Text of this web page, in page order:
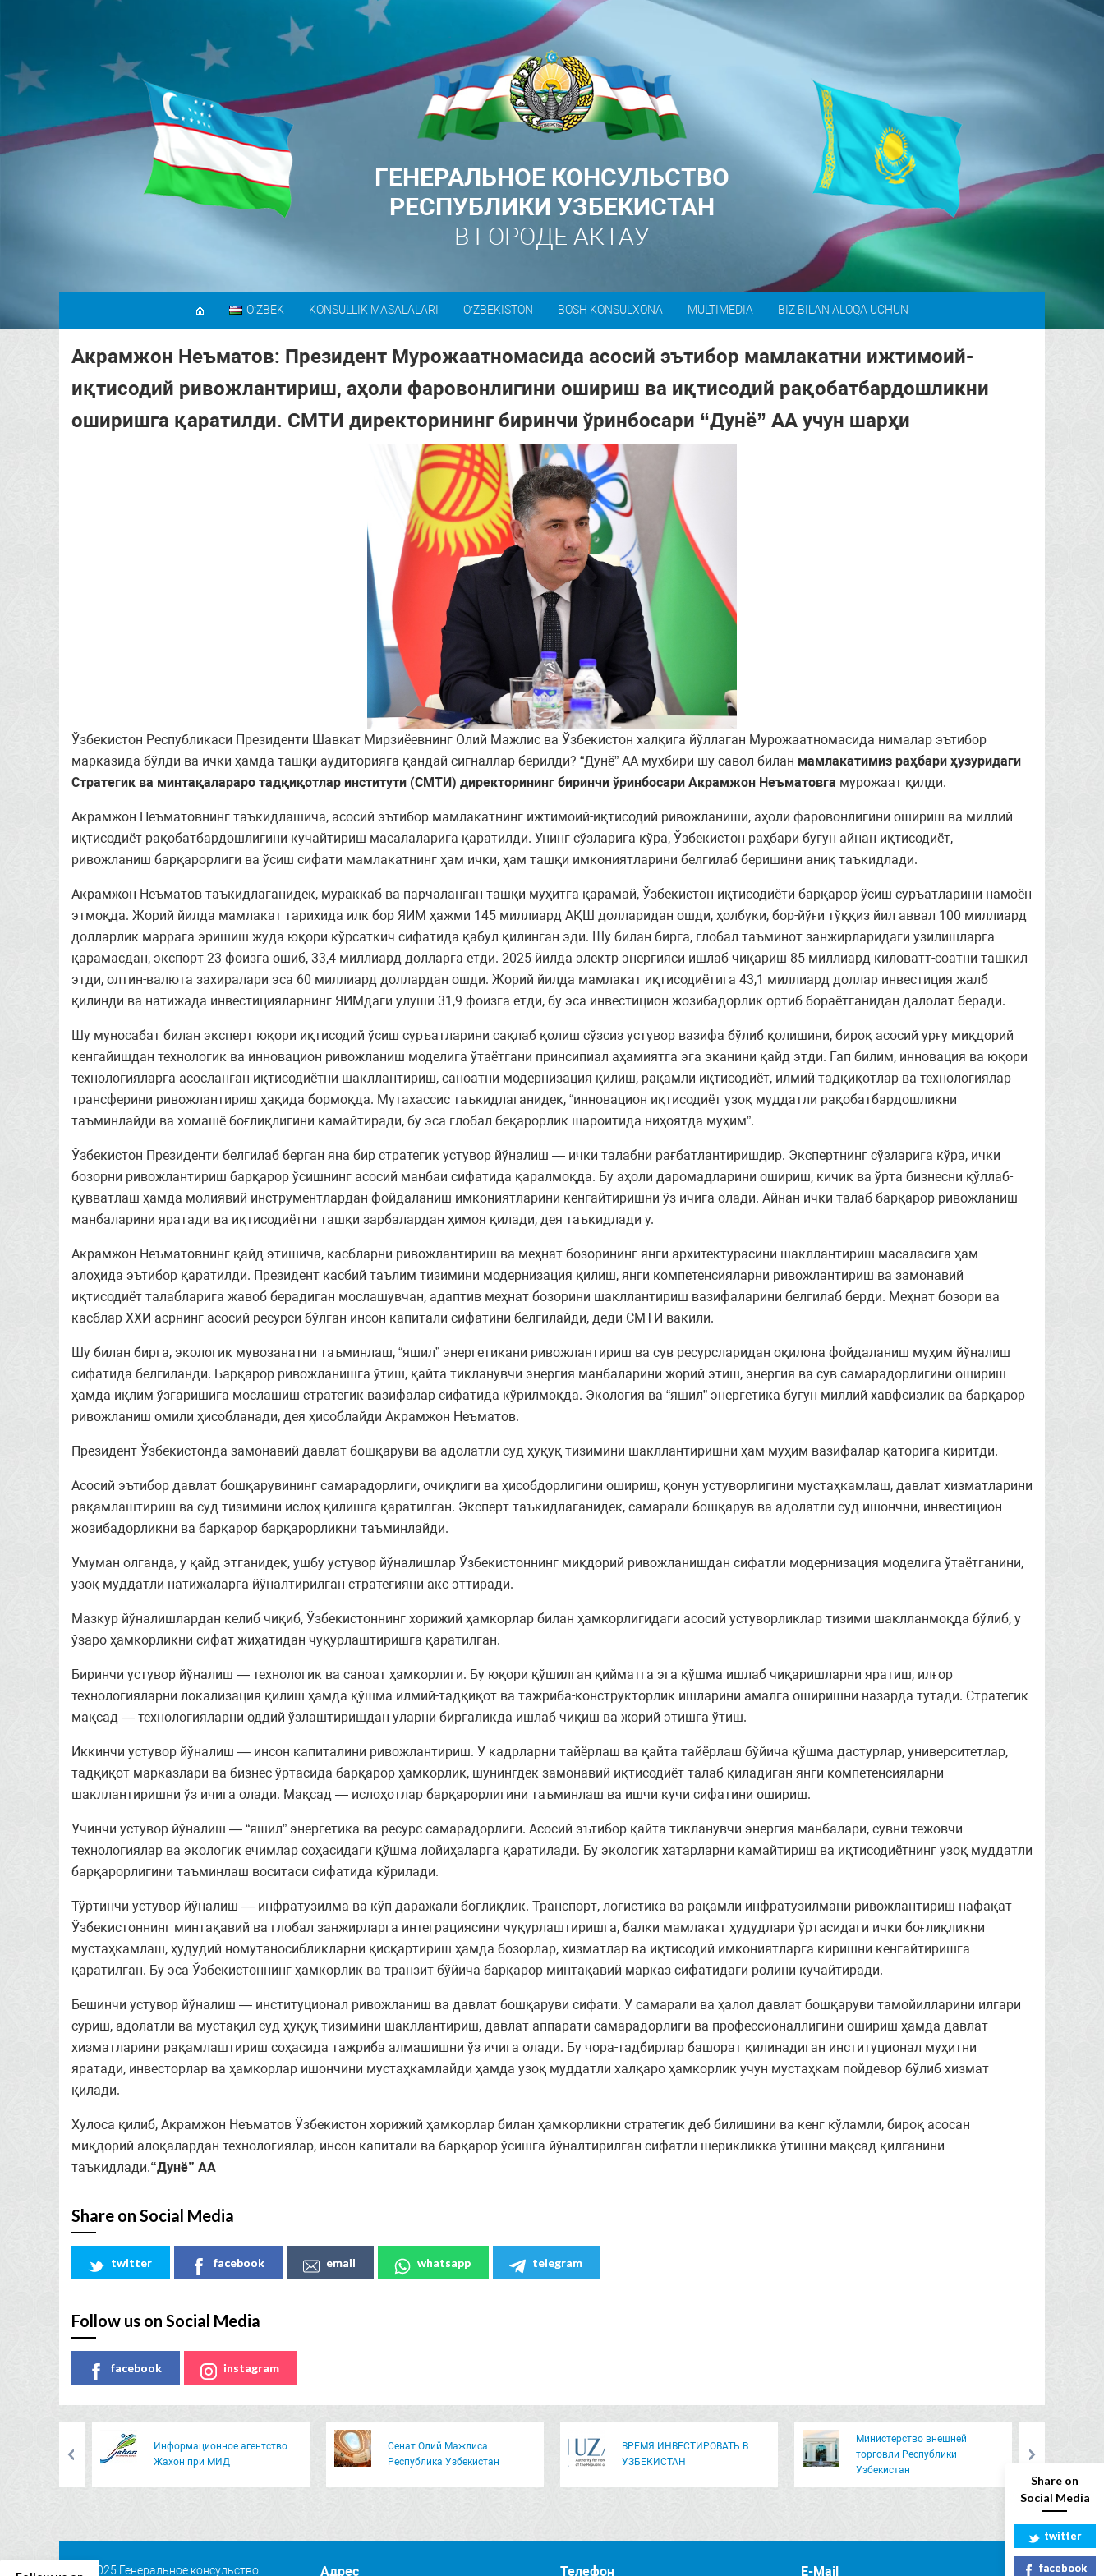
ГЕНЕРАЛЬНОЕ КОНСУЛЬСТВО
РЕСПУБЛИКИ УЗБЕКИСТАН
В ГОРОДЕ АКТАУ
OʻZBEK KONSULLIK MASALALARI O’ZBEKISTON BOSH KONSULXONA MULTIMEDIA BIZ BILAN ALOQA UCHUN
Акрамжон Неъматов: Президент Мурожаатномасида асосий эътибор мамлакатни ижтимоий-
иқтисодий ривожлантириш, аҳоли фаровонлигини ошириш ва иқтисодий рақобатбардошликни
оширишга қаратилди. СМТИ директорининг биринчи ўринбосари “Дунё” АА учун шарҳи
Ўзбекистон Республикаси Президенти Шавкат Мирзиёевнинг Олий Мажлис ва Ўзбекистон халқига йўллаган Мурожаатномасида нималар эътибор
марказида бўлди ва ички ҳамда ташқи аудиторияга қандай сигналлар берилди? “Дунё” АА мухбири шу савол билан мамлакатимиз раҳбари ҳузуридаги
Стратегик ва минтақалараро тадқиқотлар институти (СМТИ) директорининг биринчи ўринбосари Акрамжон Неъматовга мурожаат қилди.
Акрамжон Неъматовнинг таъкидлашича, асосий эътибор мамлакатнинг ижтимоий-иқтисодий ривожланиши, аҳоли фаровонлигини ошириш ва миллий
иқтисодиёт рақобатбардошлигини кучайтириш масалаларига қаратилди. Унинг сўзларига кўра, Ўзбекистон раҳбари бугун айнан иқтисодиёт,
ривожланиш барқарорлиги ва ўсиш сифати мамлакатнинг ҳам ички, ҳам ташқи имкониятларини белгилаб беришини аниқ таъкидлади.
Акрамжон Неъматов таъкидлаганидек, мураккаб ва парчаланган ташқи муҳитга қарамай, Ўзбекистон иқтисодиёти барқарор ўсиш суръатларини намоён
этмоқда. Жорий йилда мамлакат тарихида илк бор ЯИМ ҳажми 145 миллиард АҚШ долларидан ошди, ҳолбуки, бор-йўғи тўққиз йил аввал 100 миллиард
долларлик маррага эришиш жуда юқори кўрсаткич сифатида қабул қилинган эди. Шу билан бирга, глобал таъминот занжирларидаги узилишларга
қарамасдан, экспорт 23 фоизга ошиб, 33,4 миллиард долларга етди. 2025 йилда электр энергияси ишлаб чиқариш 85 миллиард киловатт-соатни ташкил
этди, олтин-валюта захиралари эса 60 миллиард доллардан ошди. Жорий йилда мамлакат иқтисодиётига 43,1 миллиард доллар инвестиция жалб
қилинди ва натижада инвестицияларнинг ЯИМдаги улуши 31,9 фоизга етди, бу эса инвестицион жозибадорлик ортиб бораётганидан далолат беради.
Шу муносабат билан эксперт юқори иқтисодий ўсиш суръатларини сақлаб қолиш сўзсиз устувор вазифа бўлиб қолишини, бироқ асосий урғу миқдорий
кенгайишдан технологик ва инновацион ривожланиш моделига ўтаётгани принсипиал аҳамиятга эга эканини қайд этди. Гап билим, инновация ва юқори
технологияларга асосланган иқтисодиётни шакллантириш, саноатни модернизация қилиш, рақамли иқтисодиёт, илмий тадқиқотлар ва технологиялар
трансферини ривожлантириш ҳақида бормоқда. Мутахассис таъкидлаганидек, “инновацион иқтисодиёт узоқ муддатли рақобатбардошликни
таъминлайди ва хомашё боғлиқлигини камайтиради, бу эса глобал беқарорлик шароитида ниҳоятда муҳим”.
Ўзбекистон Президенти белгилаб берган яна бир стратегик устувор йўналиш — ички талабни рағбатлантиришдир. Экспертнинг сўзларига кўра, ички
бозорни ривожлантириш барқарор ўсишнинг асосий манбаи сифатида қаралмоқда. Бу аҳоли даромадларини ошириш, кичик ва ўрта бизнесни қўллаб-
қувватлаш ҳамда молиявий инструментлардан фойдаланиш имкониятларини кенгайтиришни ўз ичига олади. Айнан ички талаб барқарор ривожланиш
манбаларини яратади ва иқтисодиётни ташқи зарбалардан ҳимоя қилади, дея таъкидлади у.
Акрамжон Неъматовнинг қайд этишича, касбларни ривожлантириш ва меҳнат бозорининг янги архитектурасини шакллантириш масаласига ҳам
алоҳида эътибор қаратилди. Президент касбий таълим тизимини модернизация қилиш, янги компетенсияларни ривожлантириш ва замонавий
иқтисодиёт талабларига жавоб берадиган мослашувчан, адаптив меҳнат бозорини шакллантириш вазифаларини белгилаб берди. Меҳнат бозори ва
касблар ХХИ асрнинг асосий ресурси бўлган инсон капитали сифатини белгилайди, деди СМТИ вакили.
Шу билан бирга, экологик мувозанатни таъминлаш, “яшил” энергетикани ривожлантириш ва сув ресурсларидан оқилона фойдаланиш муҳим йўналиш
сифатида белгиланди. Барқарор ривожланишга ўтиш, қайта тикланувчи энергия манбаларини жорий этиш, энергия ва сув самарадорлигини ошириш
ҳамда иқлим ўзгаришига мослашиш стратегик вазифалар сифатида кўрилмоқда. Экология ва “яшил” энергетика бугун миллий хавфсизлик ва барқарор
ривожланиш омили ҳисобланади, дея ҳисоблайди Акрамжон Неъматов.
Президент Ўзбекистонда замонавий давлат бошқаруви ва адолатли суд-ҳуқуқ тизимини шакллантиришни ҳам муҳим вазифалар қаторига киритди.
Асосий эътибор давлат бошқарувининг самарадорлиги, очиқлиги ва ҳисобдорлигини ошириш, қонун устуворлигини мустаҳкамлаш, давлат хизматларини
рақамлаштириш ва суд тизимини ислоҳ қилишга қаратилган. Эксперт таъкидлаганидек, самарали бошқарув ва адолатли суд ишончни, инвестицион
жозибадорликни ва барқарор барқарорликни таъминлайди.
Умуман олганда, у қайд этганидек, ушбу устувор йўналишлар Ўзбекистоннинг миқдорий ривожланишдан сифатли модернизация моделига ўтаётганини,
узоқ муддатли натижаларга йўналтирилган стратегияни акс эттиради.
Мазкур йўналишлардан келиб чиқиб, Ўзбекистоннинг хорижий ҳамкорлар билан ҳамкорлигидаги асосий устуворликлар тизими шаклланмоқда бўлиб, у
ўзаро ҳамкорликни сифат жиҳатидан чуқурлаштиришга қаратилган.
Биринчи устувор йўналиш — технологик ва саноат ҳамкорлиги. Бу юқори қўшилган қийматга эга қўшма ишлаб чиқаришларни яратиш, илғор
технологияларни локализация қилиш ҳамда қўшма илмий-тадқиқот ва тажриба-конструкторлик ишларини амалга оширишни назарда тутади. Стратегик
мақсад — технологияларни оддий ўзлаштиришдан уларни биргаликда ишлаб чиқиш ва жорий этишга ўтиш.
Иккинчи устувор йўналиш — инсон капиталини ривожлантириш. У кадрларни тайёрлаш ва қайта тайёрлаш бўйича қўшма дастурлар, университетлар,
тадқиқот марказлари ва бизнес ўртасида барқарор ҳамкорлик, шунингдек замонавий иқтисодиёт талаб қиладиган янги компетенсияларни
шакллантиришни ўз ичига олади. Мақсад — ислоҳотлар барқарорлигини таъминлаш ва ишчи кучи сифатини ошириш.
Учинчи устувор йўналиш — “яшил” энергетика ва ресурс самарадорлиги. Асосий эътибор қайта тикланувчи энергия манбалари, сувни тежовчи
технологиялар ва экологик ечимлар соҳасидаги қўшма лойиҳаларга қаратилади. Бу экологик хатарларни камайтириш ва иқтисодиётнинг узоқ муддатли
барқарорлигини таъминлаш воситаси сифатида кўрилади.
Тўртинчи устувор йўналиш — инфратузилма ва кўп даражали боғлиқлик. Транспорт, логистика ва рақамли инфратузилмани ривожлантириш нафақат
Ўзбекистоннинг минтақавий ва глобал занжирларга интеграциясини чуқурлаштиришга, балки мамлакат ҳудудлари ўртасидаги ички боғлиқликни
мустаҳкамлаш, ҳудудий номутаносибликларни қисқартириш ҳамда бозорлар, хизматлар ва иқтисодий имкониятларга киришни кенгайтиришга
қаратилган. Бу эса Ўзбекистоннинг ҳамкорлик ва транзит бўйича барқарор минтақавий марказ сифатидаги ролини кучайтиради.
Бешинчи устувор йўналиш — институционал ривожланиш ва давлат бошқаруви сифати. У самарали ва ҳалол давлат бошқаруви тамойилларини илгари
суриш, адолатли ва мустақил суд-ҳуқуқ тизимини шакллантириш, давлат аппарати самарадорлиги ва профессионаллигини ошириш ҳамда давлат
хизматларини рақамлаштириш соҳасида тажриба алмашишни ўз ичига олади. Бу чора-тадбирлар башорат қилинадиган институционал муҳитни
яратади, инвесторлар ва ҳамкорлар ишончини мустаҳкамлайди ҳамда узоқ муддатли халқаро ҳамкорлик учун мустаҳкам пойдевор бўлиб хизмат
қилади.
Хулоса қилиб, Акрамжон Неъматов Ўзбекистон хорижий ҳамкорлар билан ҳамкорликни стратегик деб билишини ва кенг кўламли, бироқ асосан
миқдорий алоқалардан технологиялар, инсон капитали ва барқарор ўсишга йўналтирилган сифатли шерикликка ўтишни мақсад қилганини
таъкидлади.“Дунё” АА
Share on Social Media
twitter facebook email whatsapp telegram
Follow us on Social Media
facebook instagram
Информационное агентство
Жахон при МИД
Сенат Олий Мажлиса
Республика Узбекистан
ВРЕМЯ ИНВЕСТИРОВАТЬ В
УЗБЕКИСТАН
Министерство внешней
торговли Республики
Узбекистан
© 2025 Генеральное консульство Адрес Телефон E-Mail
Share on
Social Media
twitter
facebook